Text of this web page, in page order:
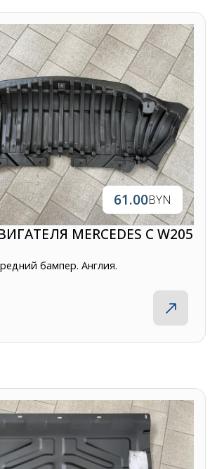
61.00BYN
MERCEDES C W205
бампер. Англия.